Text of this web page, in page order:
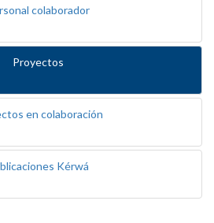
colaborador
Proyectos
en colaboración
Kérwá